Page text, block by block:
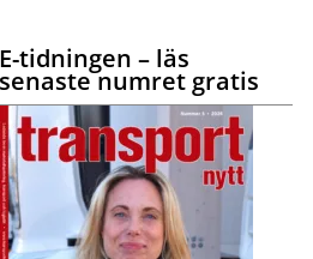
E-tidningen – läs
senaste numret gratis